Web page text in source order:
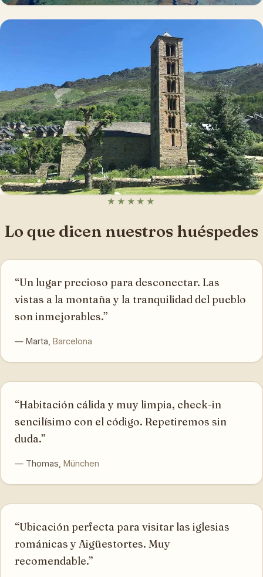
★★★★★
Lo que dicen nuestros huéspedes
“Un lugar precioso para desconectar. Las
vistas a la montaña y la tranquilidad del pueblo
son inmejorables.”
— Marta, Barcelona
“Habitación cálida y muy limpia, check-in
sencilísimo con el código. Repetiremos sin
duda.”
— Thomas, München
“Ubicación perfecta para visitar las iglesias
románicas y Aigüestortes. Muy
recomendable.”